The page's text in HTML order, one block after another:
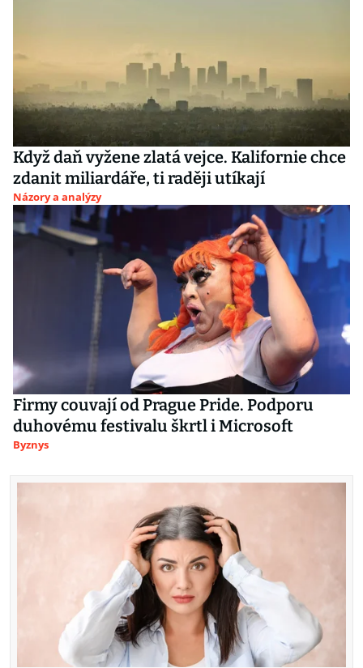
Když daň vyžene zlatá vejce. Kalifornie chce
zdanit miliardáře, ti raději utíkají
Názory a analýzy
Firmy couvají od Prague Pride. Podporu
duhovému festivalu škrtl i Microsoft
Byznys